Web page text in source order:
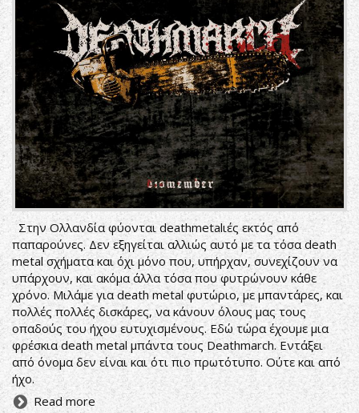
Στην Ολλανδία φύονται deathmetalιές εκτός από
παπαρούνες. Δεν εξηγείται αλλιώς αυτό με τα τόσα death
metal σχήματα και όχι μόνο που, υπήρχαν, συνεχίζουν να
υπάρχουν, και ακόμα άλλα τόσα που φυτρώνουν κάθε
χρόνο. Μιλάμε για death metal φυτώριο, με μπαντάρες, και
πολλές πολλές δισκάρες, να κάνουν όλους μας τους
οπαδούς του ήχου ευτυχισμένους. Εδώ τώρα έχουμε μια
φρέσκια death metal μπάντα τους Deathmarch. Εντάξει
από όνομα δεν είναι και ότι πιο πρωτότυπο. Ούτε και από
ήχο.
Read more